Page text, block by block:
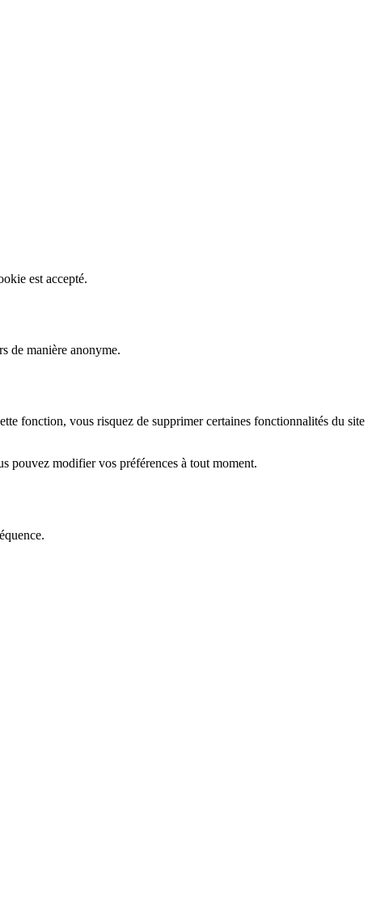
est accepté.
de manière anonyme.
fonction, vous risquez de supprimer certaines fonctionnalités du site
pouvez modifier vos préférences à tout moment.